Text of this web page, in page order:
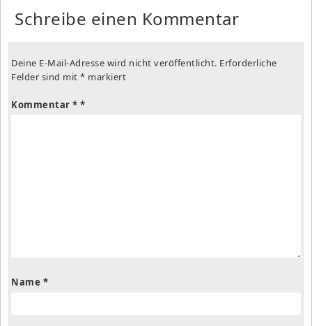
Schreibe einen Kommentar
Deine E-Mail-Adresse wird nicht veröffentlicht. Erforderliche
Felder sind mit * markiert
Kommentar *
Name *